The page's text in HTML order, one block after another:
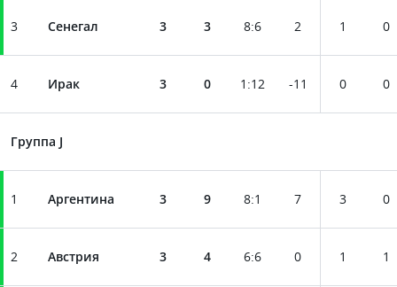
3 Сенегал 3 3 8:6 2 1 0
4 Ирак 3 0 1 :12 -11 0 0
Группа J
1 Аргентина 3 9 8:1 7 3 0
2 Австрия 3 4 6:6 0 1 1